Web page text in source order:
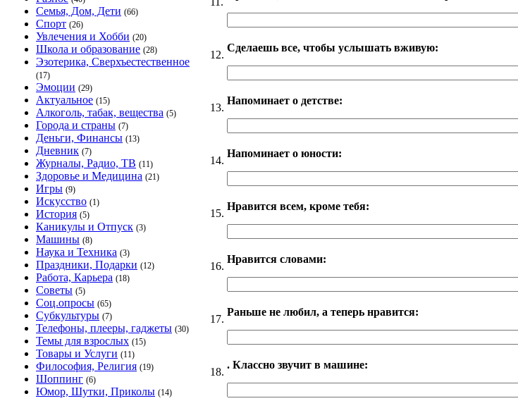
Семья, Дом, Дети (66)
Спорт (26)
Увлечения и Хобби (20)
Школа и образование (28)
Эзотерика, Сверхъестественное
(17)
Эмоции (29)
Актуальное (15)
Алкоголь, табак, вещества (5)
Города и страны (7)
Деньги, Финансы (13)
Дневник (7)
Журналы, Радио, ТВ (11)
Здоровье и Медицина (21)
Игры (9)
Искусство (1)
История (5)
Каникулы и Отпуск (3)
Машины (8)
Наука и Техника (3)
Праздники, Подарки (12)
Работа, Карьера (18)
Советы (5)
Соц.опросы (65)
Субкультуры (7)
Телефоны, плееры, гаджеты (30)
Темы для взрослых (15)
Товары и Услуги (11)
Философия, Религия (19)
Шоппинг (6)
Юмор, Шутки, Приколы (14)
12.
Сделаешь все, чтобы услышать вживую:
13.
Напоминает о детстве:
14.
Напоминает о юности:
15.
Нравится всем, кроме тебя:
16.
Нравится словами:
17.
Раньше не любил, а теперь нравится:
18.
. Классно звучит в машине: